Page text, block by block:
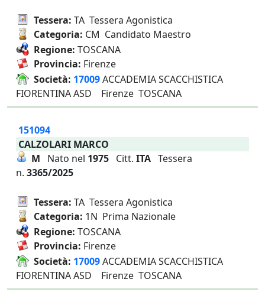
Tessera: TA Tessera Agonistica
Categoria: CM Candidato Maestro
Regione: TOSCANA
Provincia: Firenze
Società: 17009ACCADEMIA SCACCHISTICA
FIORENTINA ASD Firenze TOSCANA
151094
CALZOLARI MARCO
M Nato nel 1975 Citt. ITA Tessera
n. 3365/2025
Tessera: TA Tessera Agonistica
Categoria: 1N Prima Nazionale
Regione: TOSCANA
Provincia: Firenze
Società: 17009ACCADEMIA SCACCHISTICA
FIORENTINA ASD Firenze TOSCANA